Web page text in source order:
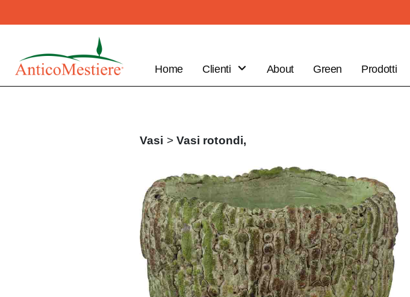
Home
Clienti
About Green Prodotti
Vasi > Vasi rotondi,